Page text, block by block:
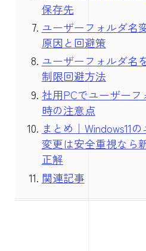
保存先
ユーザーフォルダ名
原因と回避策
ユーザーフォルダ名
制限回避方法
社用PCでユーザー
時の注意点
まとめ｜Windows11
変更は安全重視なら
正解
関連記事